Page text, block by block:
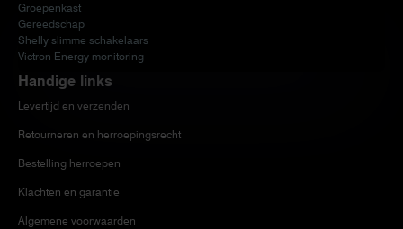
Groepenkast
Gereedschap
Shelly slimme schakelaars
Victron Energy monitoring
Handige links
Levertijd en verzenden
Retourneren en herroepingsrecht
Bestelling herroepen
Klachten en garantie
Algemene voorwaarden